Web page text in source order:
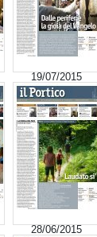
19/07/2015
28/06/2015